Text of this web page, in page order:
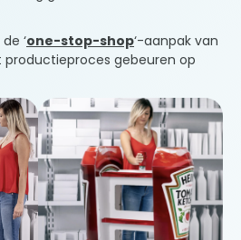
‘one-stop-shop‘-aanpak van
productieproces gebeuren op